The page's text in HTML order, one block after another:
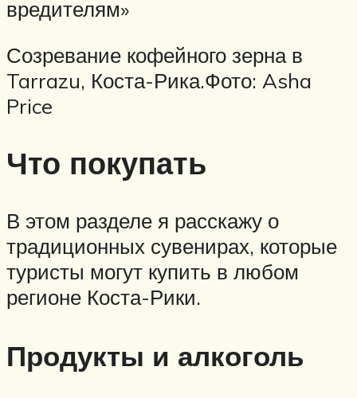
вредителям»
Созревание кофейного зерна в
Tarrazu, Коста-Рика.Фото: Asha
Price
Что покупать
В этом разделе я расскажу о
традиционных сувенирах, которые
туристы могут купить в любом
регионе Коста-Рики.
Продукты и алкоголь